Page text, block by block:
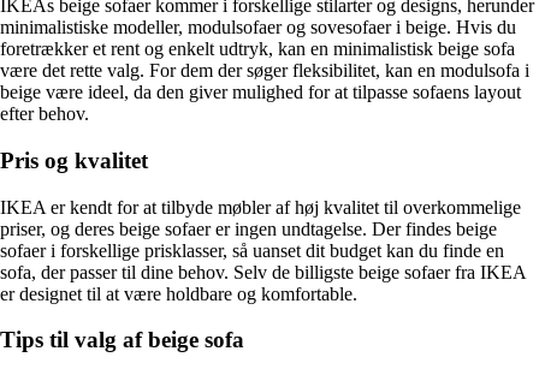
IKEAs beige sofaer kommer i forskellige stilarter og designs, herunder
minimalistiske modeller, modulsofaer og sovesofaer i beige. Hvis du
foretrækker et rent og enkelt udtryk, kan en minimalistisk beige sofa
være det rette valg. For dem der søger fleksibilitet, kan en modulsofa i
beige være ideel, da den giver mulighed for at tilpasse sofaens layout
efter behov.
Pris og kvalitet
IKEA er kendt for at tilbyde møbler af høj kvalitet til overkommelige
priser, og deres beige sofaer er ingen undtagelse. Der findes beige
sofaer i forskellige prisklasser, så uanset dit budget kan du finde en
sofa, der passer til dine behov. Selv de billigste beige sofaer fra IKEA
er designet til at være holdbare og komfortable.
Tips til valg af beige sofa